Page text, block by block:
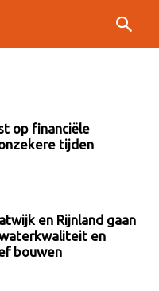
op financiële
tijden
en Rijnland gaan
en
bouwen